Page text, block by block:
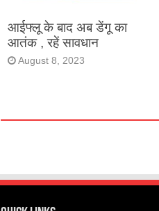
आईफ्लू के बाद अब डेंगू का
आतंक , रहें सावधान
August 8, 2023